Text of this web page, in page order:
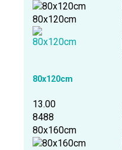
80x120cm
80x120cm
13.00
8488
80x160cm